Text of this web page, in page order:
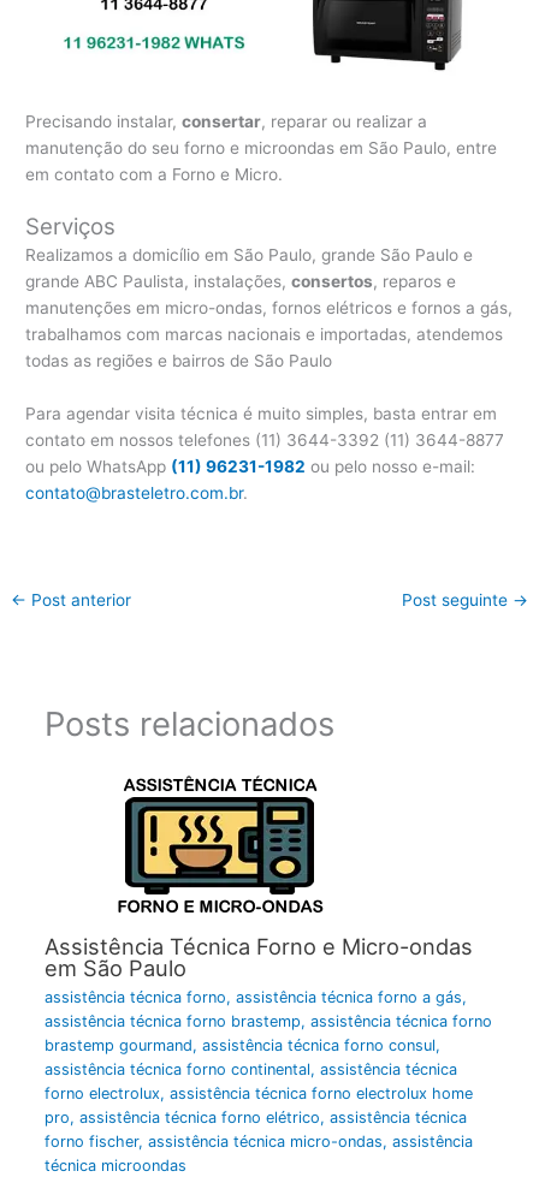
Precisando instalar,consertar, reparar ou realizar a
manutenção do seu forno e microondas em São Paulo, entre
em contato com a Forno e Micro.
Serviços
Realizamos a domicílio em São Paulo, grande São Paulo e
grande ABC Paulista, instalações,consertos, reparos e
manutenções em micro-ondas, fornos elétricos e fornos a gás,
trabalhamos com marcas nacionais e importadas, atendemos
todas as regiões e bairros de São Paulo
Para agendar visita técnica é muito simples, basta entrar em
contato em nossos telefones (11) 3644-3392 (11) 3644-8877
ou pelo WhatsApp (11) 96231-1982 ou pelo nosso e-mail:
contato@brasteletro.com.br.
← Post anterior Post seguinte →
Posts relacionados
Assistência Técnica Forno e Micro-ondas
em São Paulo
assistência técnica forno, assistência técnica forno a gás,
assistência técnica forno brastemp, assistência técnica forno
brastemp gourmand, assistência técnica forno consul,
assistência técnica forno continental, assistência técnica
forno electrolux, assistência técnica forno electrolux home
pro, assistência técnica forno elétrico, assistência técnica
forno fischer, assistência técnica micro-ondas, assistência
técnica microondas